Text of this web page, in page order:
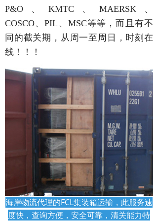
P&O、KMTC、MAERSK、
COSCO、PIL、MSC等等，而且有不
同的截关期，从周一至周日，时刻在
线！！！
海岸物流代理的FCL集装箱运输，此服务速
度快，查询方便，安全可靠，清关能力特